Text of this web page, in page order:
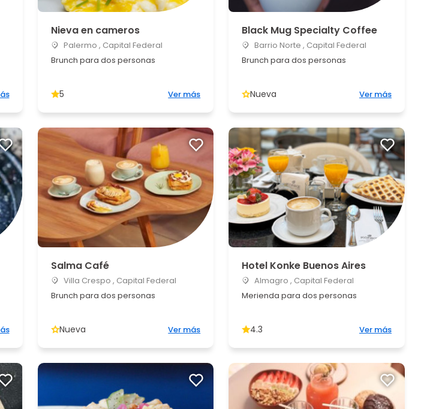
Nieva en cameros
Palermo , Capital Federal
Brunch para dos personas
5 Ver más
Black Mug Specialty Coffee
Barrio Norte , Capital Federal
Brunch para dos personas
Nueva Ver más
Salma Café
Villa Crespo , Capital Federal
Brunch para dos personas
Nueva Ver más
Hotel Konke Buenos Aires
Almagro , Capital Federal
Merienda para dos personas
4.3 Ver más